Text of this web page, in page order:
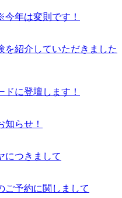
年は変則です！
を紹介していただきました
に登壇します！
知らせ！
につきまして
ご予約に関しまして